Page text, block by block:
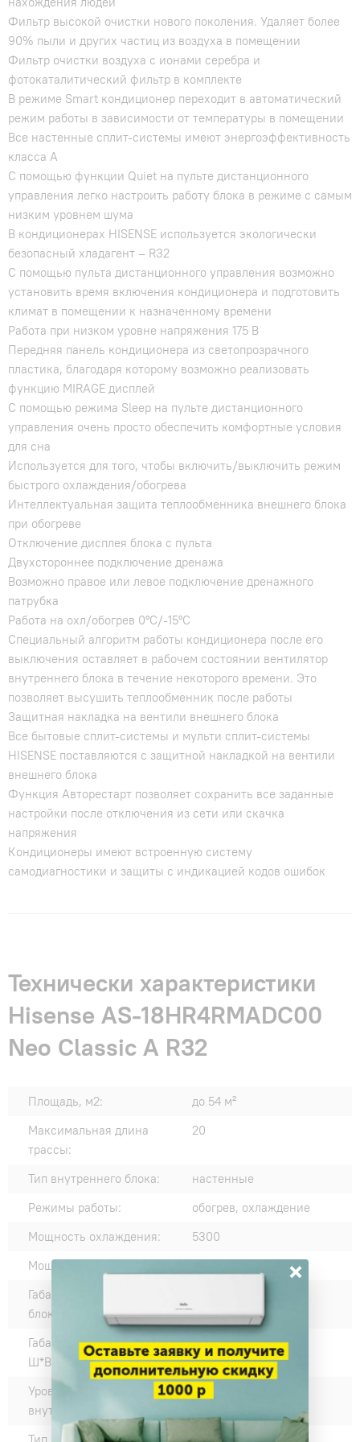
Фильтр высокой очистки нового поколения. Удаляет более
90% пыли и других частиц из воздуха в помещении
Фильтр очистки воздуха с ионами серебра и
фотокаталитический фильтр в комплекте
В режиме Smart кондиционер переходит в автоматический
режим работы в зависимости от температуры в помещении
Все настенные сплит-системы имеют энергоэффективность
класса А
С помощью функции Quiet на пульте дистанционного
управления легко настроить работу блока в режиме с самым
низким уровнем шума
В кондиционерах HISENSE используется экологически
безопасный хладагент – R32
С помощью пульта дистанционного управления возможно
установить время включения кондиционера и подготовить
климат в помещении к назначенному времени
Работа при низком уровне напряжения 175 В
Передняя панель кондиционера из светопрозрачного
пластика, благодаря которому возможно реализовать
функцию MIRAGE дисплей
С помощью режима Sleep на пульте дистанционного
управления очень просто обеспечить комфортные условия
для сна
Используется для того, чтобы включить/выключить режим
быстрого охлаждения/обогрева
Интеллектуальная защита теплообменника внешнего блока
при обогреве
Отключение дисплея блока с пульта
Двухстороннее подключение дренажа
Возможно правое или левое подключение дренажного
патрубка
Работа на охл/обогрев 0°С/-15°С
Специальный алгоритм работы кондиционера после его
выключения оставляет в рабочем состоянии вентилятор
внутреннего блока в течение некоторого времени. Это
позволяет высушить теплообменник после работы
Защитная накладка на вентили внешнего блока
Все бытовые сплит-системы и мульти сплит-системы
HISENSE поставляются с защитной накладкой на вентили
внешнего блока
Функция Авторестарт позволяет сохранить все заданные
настройки после отключения из сети или скачка
напряжения
Кондиционеры имеют встроенную систему
самодиагностики и защиты с индикацией кодов ошибок
Технически характеристики
Hisense AS-18HR4RMADC00
Neo Classic A R32
Площадь, м2:
до 54 м²
Максимальная длина
трассы:
20
Тип внутреннего блока:
настенные
Режимы работы:
обогрев, охлаждение
Мощность охлаждения:
5300
Мощность обогрева:
Габариты внутреннего
блока Ш*В*Г:
Габариты наружного блока
Ш*В*Г:
780*540*260
Уровень шума
внутреннего блока дБ:
35
×